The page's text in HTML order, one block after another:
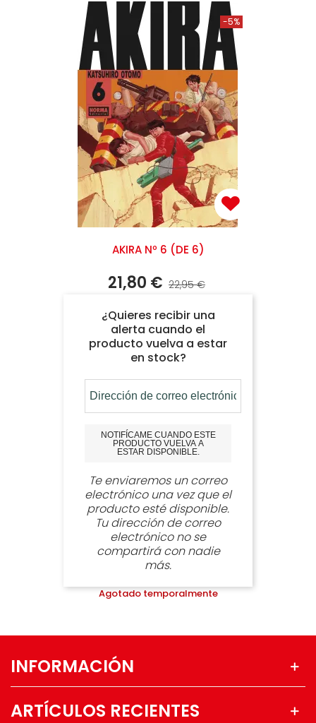
-5%
AKIRA Nº 6 (DE 6)
21,80 € 22,95 €
¿Quieres recibir una
alerta cuando el
producto vuelva a estar
en stock?
NOTIFÍCAME CUANDO ESTE
PRODUCTO VUELVA A
ESTAR DISPONIBLE.
Te enviaremos un correo
electrónico una vez que el
producto esté disponible.
Tu dirección de correo
electrónico no se
compartirá con nadie
más.
Agotado temporalmente
INFORMACIÓN
ARTÍCULOS RECIENTES